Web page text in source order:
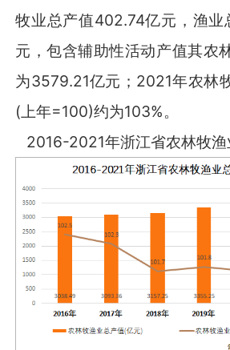
牧业总产值402.74亿元，渔业
元，包含辅助性活动产值其农
为3579.21亿元；2021年农林
(上年=100)约为103%。
2016-2021年浙江省农林牧渔